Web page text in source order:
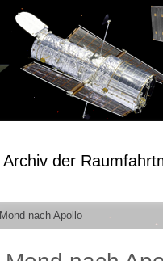
Archiv der
Mond nach Apollo